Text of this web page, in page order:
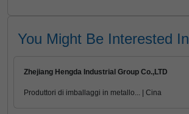
You Might Be Interested In
Zhejiang Hengda Industrial Group Co.,LTD
Produttori di imballaggi in metallo... | Cina